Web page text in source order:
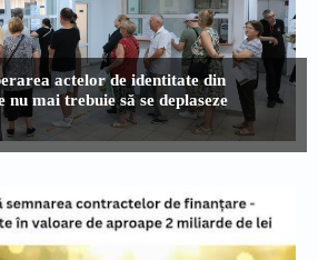
actelor de identitate din
nu mai trebuie să se deplaseze